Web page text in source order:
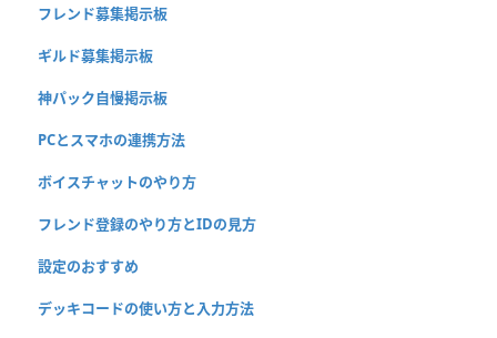
フレンド募集掲示板
ギルド募集掲示板
神パック自慢掲示板
PCとスマホの連携方法
ボイスチャットのやり方
フレンド登録のやり方とIDの見方
設定のおすすめ
デッキコードの使い方と入力方法